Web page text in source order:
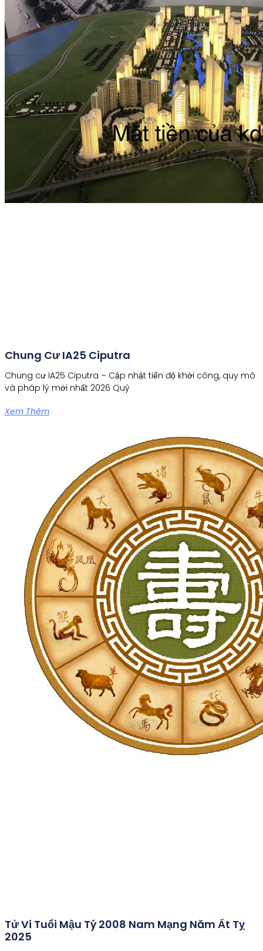
Chung Cư IA25 Ciputra
Chung cư IA25 Ciputra – Cập nhật tiến độ khởi công, quy mô
và pháp lý mới nhất 2026 Quý
Xem Thêm
Tử Vi Tuổi Mậu Tý 2008 Nam Mạng Năm Ất Tỵ
2025